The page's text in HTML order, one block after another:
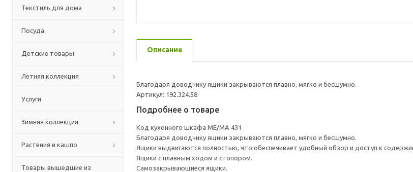
Текстиль для дома
Посуда
Детские товары
Летняя коллекция
Услуги
Зимняя коллекция
Растения и кашпо
Товары вышедшие из
Описание
Благодаря доводчику ящики закрываются плавно, мягко и бесшумно.
Артикул: 192.324.58
Подробнее о товаре
Код кухонного шкафа ME/MA 431
Благодаря доводчику ящики закрываются плавно, мягко и бесшумно.
Ящики выдвигаются полностью, что обеспечивает удобный обзор и доступ к
Ящики с плавным ходом и стопором.
Самозакрывающиеся ящики.